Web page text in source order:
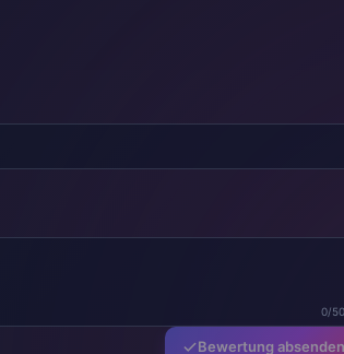
0/
Bewertung absenden